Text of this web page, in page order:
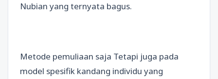
Nubian yang ternyata bagus.
Metode pemuliaan saja Tetapi juga pada
model spesifik kandang individu yang